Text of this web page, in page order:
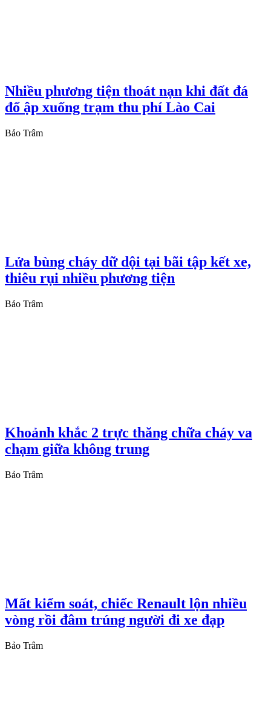
Nhiều phương tiện thoát nạn khi đất đá
đổ ập xuống trạm thu phí Lào Cai
Bảo Trâm
Lửa bùng cháy dữ dội tại bãi tập kết xe,
thiêu rụi nhiều phương tiện
Bảo Trâm
Khoảnh khắc 2 trực thăng chữa cháy va
chạm giữa không trung
Bảo Trâm
Mất kiểm soát, chiếc Renault lộn nhiều
vòng rồi đâm trúng người đi xe đạp
Bảo Trâm